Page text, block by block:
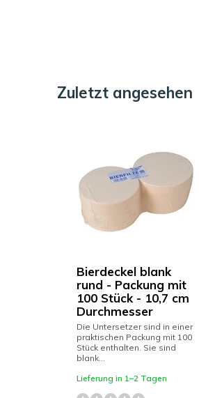
Zuletzt angesehen
Bierdeckel blank
rund - Packung mit
100 Stück - 10,7 cm
Durchmesser
Die Untersetzer sind in einer
praktischen Packung mit 100
Stück enthalten. Sie sind
blank...
Lieferung in 1–2 Tagen